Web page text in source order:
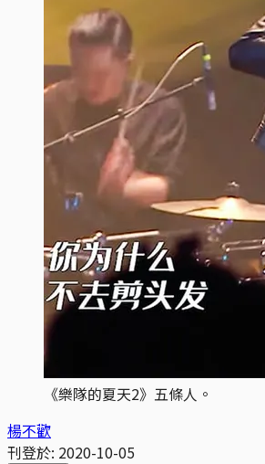
《樂隊的夏天2》五條人。
楊不歡
刊登於: 2020-10-05